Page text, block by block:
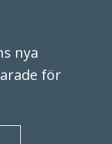
nya
för